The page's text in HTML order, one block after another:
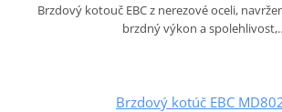
Brzdový kotouč EBC z nerezové oceli,
brzdný výkon a
Brzdový kotúč EBC